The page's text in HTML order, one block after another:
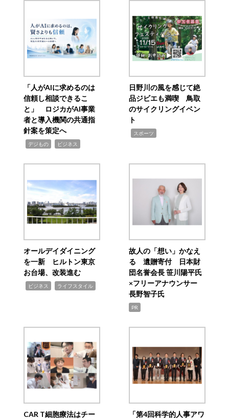
「人がAIに求めるのは
信頼し相談できるこ
と」 ロジカがAI事業
者と導入機関の共通指
針案を策定へ
デジもの ビジネス
日野川の風を感じて絶
品ジビエも満喫 鳥取
のサイクリングイベン
ト
スポーツ
オールデイダイニング
を一新 ヒルトン東京
お台場、改装進む
ビジネス ライフスタイル
故人の「想い」かなえ
る 遺贈寄付 日本財
団名誉会長 笹川陽平氏
×フリーアナウンサー
長野智子氏
PR
CAR T細胞療法はチー
「第4回科学的人事アワ